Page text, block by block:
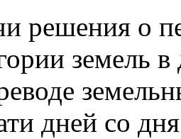
решения о
земель
дней со